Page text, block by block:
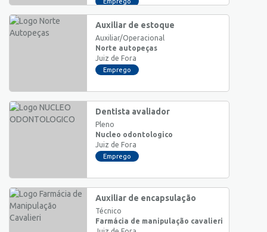
Auxiliar de estoque
Auxiliar/Operacional
Norte autopeças
Juiz de Fora
Emprego
Dentista avaliador
Pleno
Nucleo odontologico
Juiz de Fora
Emprego
Auxiliar de encapsulação
Técnico
Farmácia de manipulação cavalieri